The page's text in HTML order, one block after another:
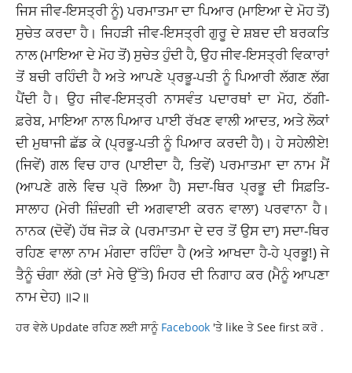
ਜਿਸ ਜੀਵ-ਇਸਤ੍ਰੀ ਨੂੰ) ਪਰਮਾਤਮਾ ਦਾ ਪਿਆਰ (ਮਾਇਆ ਦੇ ਮੋਹ ਤੋਂ)
ਸੁਚੇਤ ਕਰਦਾ ਹੈ। ਜਿਹੜੀ ਜੀਵ-ਇਸਤ੍ਰੀ ਗੁਰੂ ਦੇ ਸ਼ਬਦ ਦੀ ਬਰਕਤਿ
ਨਾਲ (ਮਾਇਆ ਦੇ ਮੋਹ ਤੋਂ) ਸੁਚੇਤ ਹੁੰਦੀ ਹੈ, ਉਹ ਜੀਵ-ਇਸਤ੍ਰੀ ਵਿਕਾਰਾਂ
ਤੋਂ ਬਚੀ ਰਹਿੰਦੀ ਹੈ ਅਤੇ ਆਪਣੇ ਪ੍ਰਭੂ-ਪਤੀ ਨੂੰ ਪਿਆਰੀ ਲੱਗਣ ਲੱਗ
ਪੈਂਦੀ ਹੈ। ਉਹ ਜੀਵ-ਇਸਤ੍ਰੀ ਨਾਸਵੰਤ ਪਦਾਰਥਾਂ ਦਾ ਮੋਹ, ਠੱਗੀ-
ਫ਼ਰੇਬ, ਮਾਇਆ ਨਾਲ ਪਿਆਰ ਪਾਈ ਰੱਖਣ ਵਾਲੀ ਆਦਤ, ਅਤੇ ਲੋਕਾਂ
ਦੀ ਮੁਥਾਜੀ ਛੱਡ ਕੇ (ਪ੍ਰਭੂ-ਪਤੀ ਨੂੰ ਪਿਆਰ ਕਰਦੀ ਹੈ)। ਹੇ ਸਹੇਲੀਏ!
(ਜਿਵੇਂ) ਗਲ ਵਿਚ ਹਾਰ (ਪਾਈਦਾ ਹੈ, ਤਿਵੇਂ) ਪਰਮਾਤਮਾ ਦਾ ਨਾਮ ਮੈਂ
(ਆਪਣੇ ਗਲੇ ਵਿਚ ਪ੍ਰੋ ਲਿਆ ਹੈ) ਸਦਾ-ਥਿਰ ਪ੍ਰਭੂ ਦੀ ਸਿਫ਼ਤਿ-
ਸਾਲਾਹ (ਮੇਰੀ ਜ਼ਿੰਦਗੀ ਦੀ ਅਗਵਾਈ ਕਰਨ ਵਾਲਾ) ਪਰਵਾਨਾ ਹੈ।
ਨਾਨਕ (ਦੋਵੇਂ) ਹੱਥ ਜੋੜ ਕੇ (ਪਰਮਾਤਮਾ ਦੇ ਦਰ ਤੋਂ ਉਸ ਦਾ) ਸਦਾ-ਥਿਰ
ਰਹਿਣ ਵਾਲਾ ਨਾਮ ਮੰਗਦਾ ਰਹਿੰਦਾ ਹੈ (ਅਤੇ ਆਖਦਾ ਹੈ-ਹੇ ਪ੍ਰਭੂ!) ਜੇ
ਤੈਨੂੰ ਚੰਗਾ ਲੱਗੇ (ਤਾਂ ਮੇਰੇ ਉੱਤੇ) ਮਿਹਰ ਦੀ ਨਿਗਾਹ ਕਰ (ਮੈਨੂੰ ਆਪਣਾ
ਨਾਮ ਦੇਹ) ॥੨॥
ਹਰ ਵੇਲੇ Update ਰਹਿਣ ਲਈ ਸਾਨੂੰ Facebook 'ਤੇ like ਤੇ See first ਕਰੋ .